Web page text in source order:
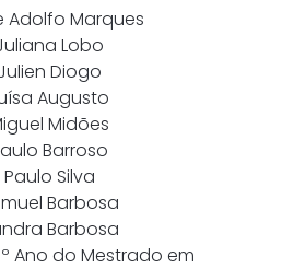
Adolfo Marques
Lobo
Diogo
Augusto
Midões
Barroso
Paulo Silva
Barbosa
Barbosa
Ano do Mestrado em